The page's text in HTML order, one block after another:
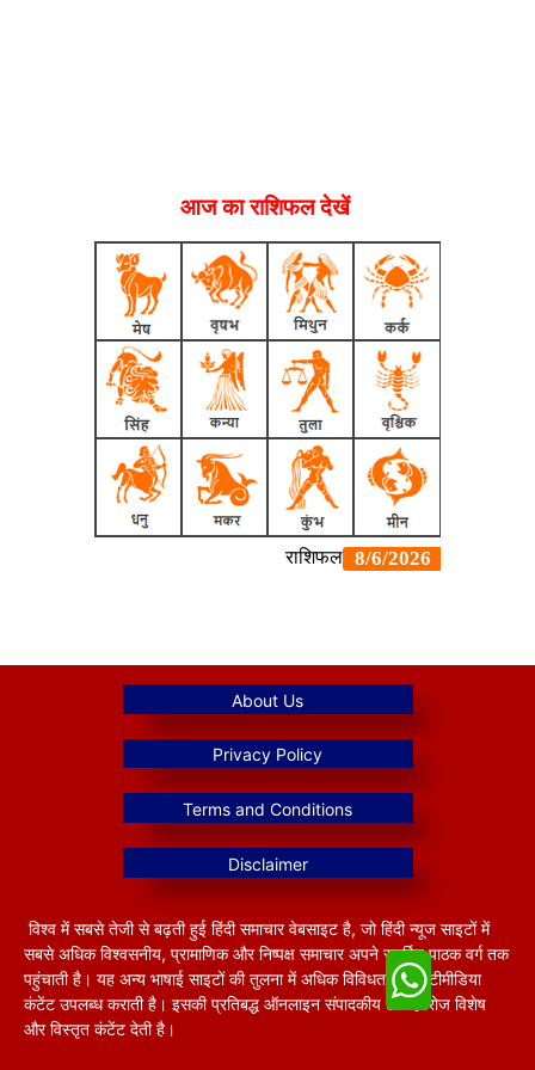
आज का राशिफल देखें
विश्व में सबसे तेजी से बढ़ती हुई हिंदी समाचार वेबसाइट है, जो हिंदी न्यूज साइटों में
सबसे अधिक विश्वसनीय, प्रामाणिक और निष्पक्ष समाचार अपने समर्पित पाठक वर्ग तक
पहुंचाती है। यह अन्य भाषाई साइटों की तुलना में अधिक विविधतापूर्ण मल्टीमीडिया
कंटेंट उपलब्ध कराती है। इसकी प्रतिबद्ध ऑनलाइन संपादकीय टीम हररोज विशेष
और विस्तृत कंटेंट देती है।